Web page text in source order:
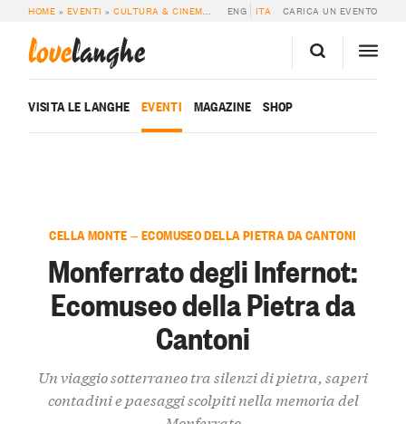
HOME » EVENTI »CULTURA & CINEMA » MONFERRATO DEGLI INFERNOT:
ENG ITA CARICA UN EVENTO
lovelanghe
VISITA LE LANGHE EVENTI MAGAZINE SHOP
CELLA MONTE — ECOMUSEO DELLA PIETRA DA CANTONI
Monferrato degli Infernot:
Ecomuseo della Pietra da
Cantoni
Un viaggio sotterraneo tra silenzi di pietra, saperi
contadini e paesaggi scolpiti nella memoria del